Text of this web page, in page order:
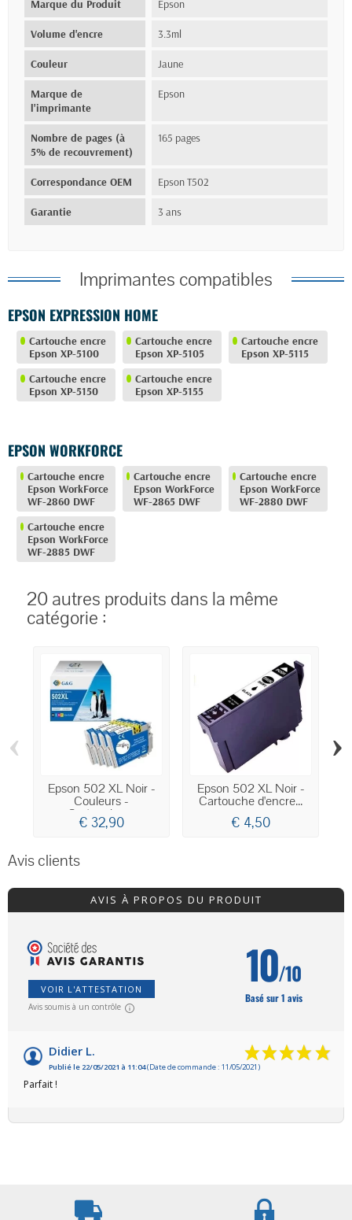
Marque du Produit Epson
Volume d'encre 3.3ml
Couleur Jaune
Marque de
l'imprimante
Epson
Nombre de pages (à
5% de recouvrement)
165 pages
Correspondance OEM Epson T502
Garantie 3 ans
Imprimantes compatibles
EPSON EXPRESSION HOME
Cartouche encre
Epson XP-5100
Cartouche encre
Epson XP-5105
Cartouche encre
Epson XP-5115
Cartouche encre
Epson XP-5150
Cartouche encre
Epson XP-5155
EPSON WORKFORCE
Cartouche encre
Epson WorkForce
WF-2860 DWF
Cartouche encre
Epson WorkForce
WF-2865 DWF
Cartouche encre
Epson WorkForce
WF-2880 DWF
Cartouche encre
Epson WorkForce
WF-2885 DWF
20 autres produits dans la même
catégorie :
Epson 502 XL Noir -
Couleurs -
Cartouches...
€ 32,90
Epson 502 XL Noir -
Cartouche d'encre...
€ 4,50
‹ ›
Avis clients
AVIS À PROPOS DU PRODUIT
VOIR L'ATTESTATION
Avis soumis à un contrôle
10/10
Basé sur 1 avis
Didier L.
Publié le 22/05/2021 à 11:04(Date de commande : 11/05/2021)
Parfait !